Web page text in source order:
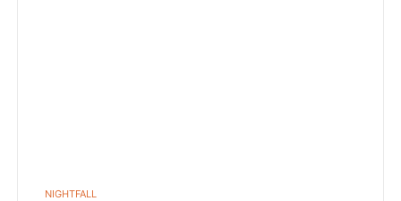
POSTED
NIGHTFALL